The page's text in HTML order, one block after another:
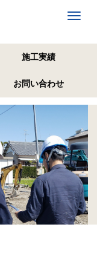
Toggle
施工実績
お問い合わせ